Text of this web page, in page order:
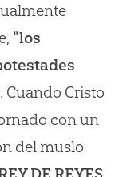
"los
Cuando Cristo
con un
del muslo